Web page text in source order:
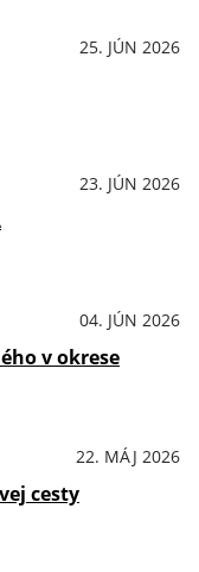
25. JÚN 2026
23. JÚN 2026
04. JÚN 2026
v okrese
22. MÁJ 2026
cesty